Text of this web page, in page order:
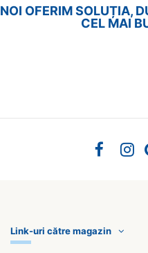
NOI OFERIM SOLUȚIA,
CEL MAI
Link-uri către magazin